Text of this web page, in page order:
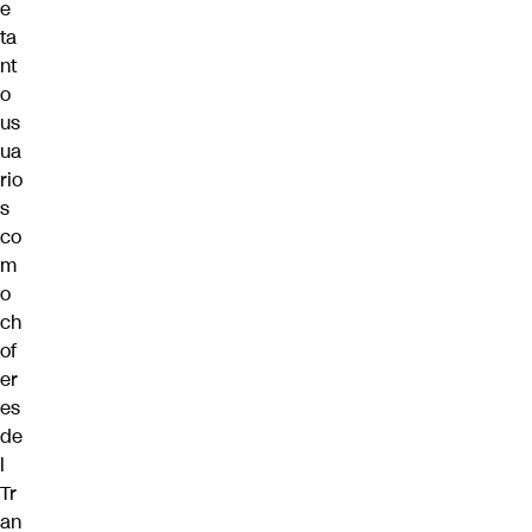
e
ta
nt
o
us
ua
rio
s
co
m
o
ch
of
er
es
de
l
Tr
an